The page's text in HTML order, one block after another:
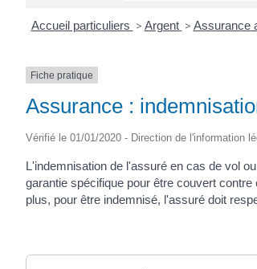
Accueil particuliers > Argent > Assurance
Fiche pratique
Assurance :
Vérifié le 01/01/2020 - Direction de l'information
L'indemnisation de l'assuré en cas de vol
garantie spécifique pour être couvert
plus, pour être indemnisé, l'assuré doit